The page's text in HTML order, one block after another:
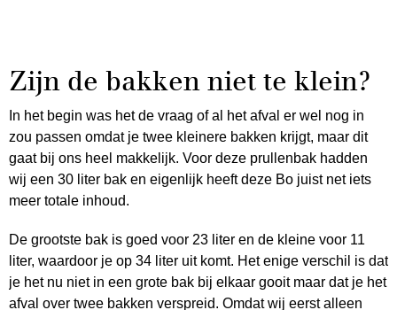
Zijn de bakken niet te klein?
In het begin was het de vraag of al het afval er wel nog in
zou passen omdat je twee kleinere bakken krijgt, maar dit
gaat bij ons heel makkelijk. Voor deze prullenbak hadden
wij een 30 liter bak en eigenlijk heeft deze Bo juist net iets
meer totale inhoud.
De grootste bak is goed voor 23 liter en de kleine voor 11
liter, waardoor je op 34 liter uit komt. Het enige verschil is dat
je het nu niet in een grote bak bij elkaar gooit maar dat je het
afval over twee bakken verspreid. Omdat wij eerst alleen